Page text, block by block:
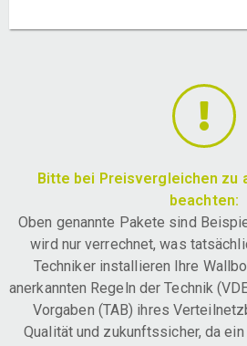
Bitte bei Preisvergleichen zu
beachten:
Oben genannte Pakete sind
wird nur verrechnet, was
Techniker installieren Ihre
anerkannten Regeln der Technik
Vorgaben (TAB) ihres
Qualität und zukunftssicher, da